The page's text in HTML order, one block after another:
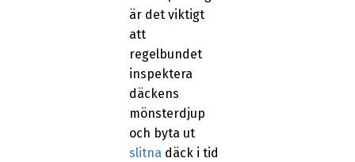
är det viktigt
att
regelbundet
inspektera
däckens
mönsterdjup
och byta ut
slitna däck i tid